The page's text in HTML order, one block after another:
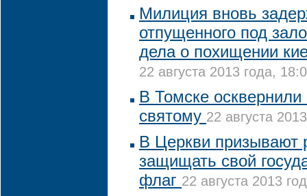
Милиция вновь
отпущенного под
дела о похищении
22 августа 2013 года,
В Томске осквернили
святому 22 августа
В Церкви призывают
защищать свой
флаг 22 августа 2013